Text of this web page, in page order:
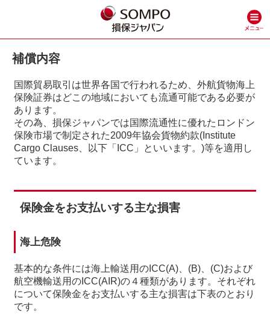
補償内容
国際貿易取引は世界各国で行われるため、外航貨物海上
保険証券はどこの地域においても流通可能である必要が
あります。
その為、損保ジャパンでは国際流通性に優れたロンドン
保険市場で制定された2009年協会貨物約款(Institute
Cargo Clauses、以下「ICC」といいます。)等を適用し
ています。
保険金をお支払いする主な損害
海上危険
基本的な条件には海上輸送用のICC(A)、(B)、(C)および
航空機輸送用のICC(AIR)の４種類があります。それぞれ
について保険金をお支払いする主な損害は下表のとおり
です。